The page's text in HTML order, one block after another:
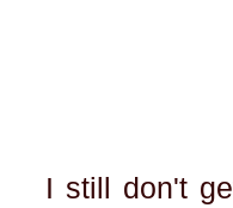
I still don't